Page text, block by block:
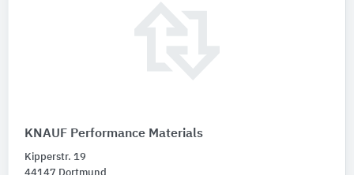
KNAUF Performance Materials
Kipperstr. 19